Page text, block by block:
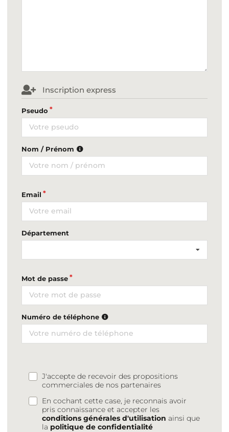
Inscription express
Pseudo
Nom / Prénom
Email
Département
Mot de passe
Numéro de téléphone
J'accepte de recevoir des propositions
commerciales de nos partenaires
En cochant cette case, je reconnais avoir
pris connaissance et accepter les
conditions générales d'utilisation ainsi que
la politique de confidentialité